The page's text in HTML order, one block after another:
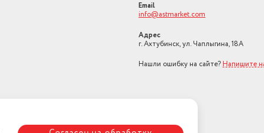
Email
info@astmarket.com
Адрес
г. Ахтубинск, ул. Чаплыгина, 18А
Нашли ошибку на сайте? Напишите